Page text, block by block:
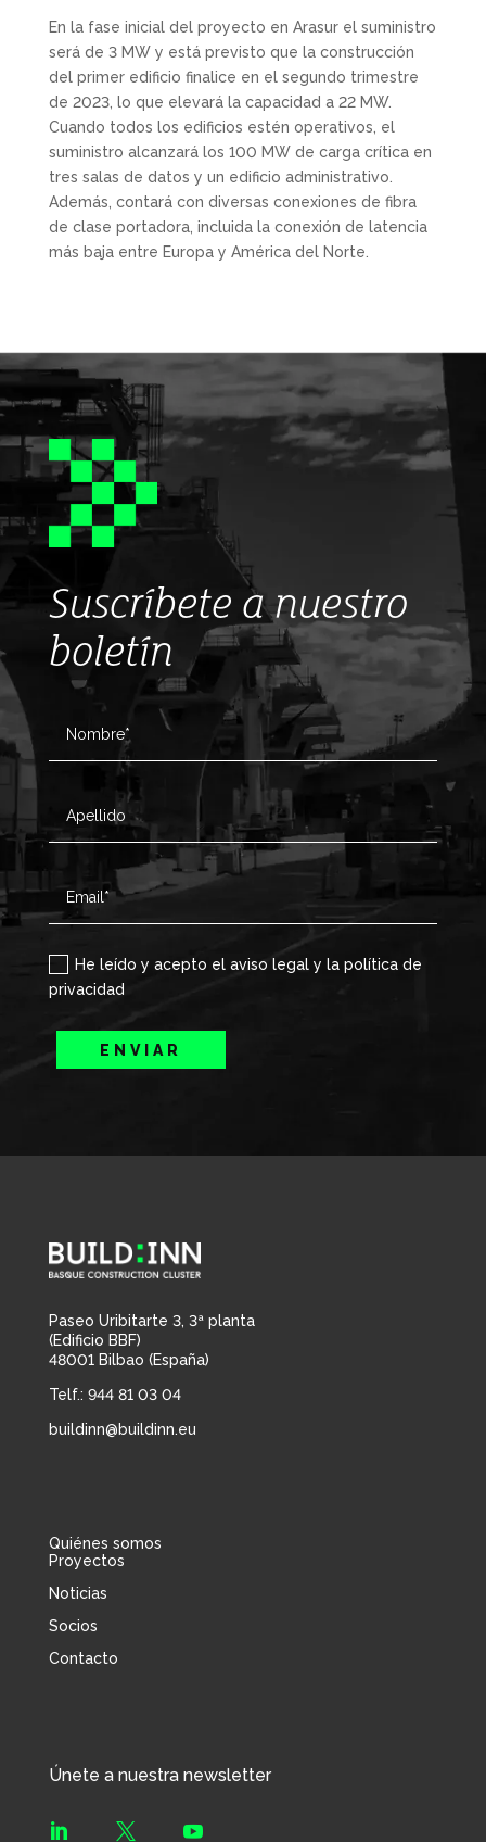
En la fase inicial del proyecto en Arasur el suministro
será de 3 MW y está previsto que la construcción
del primer edificio finalice en el segundo trimestre
de 2023, lo que elevará la capacidad a 22 MW.
Cuando todos los edificios estén operativos, el
suministro alcanzará los 100 MW de carga crítica en
tres salas de datos y un edificio administrativo.
Además, contará con diversas conexiones de fibra
de clase portadora, incluida la conexión de latencia
más baja entre Europa y América del Norte.
Suscríbete a nuestro
boletín
He leído y acepto el aviso legal y la política de
privacidad
ENVIAR
Paseo Uribitarte 3, 3ª planta
(Edificio BBF)
48001 Bilbao (España)
Telf.: 944 81 03 04
buildinn@buildinn.eu
Quiénes somos
Proyectos
Noticias
Socios
Contacto
Únete a nuestra newsletter
  